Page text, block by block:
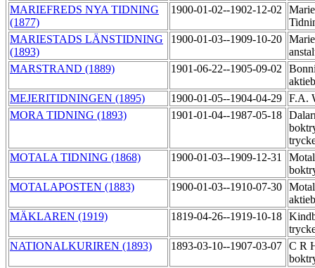
MARIEFREDS NYA TIDNING
(1877)
1900-01-02--1902-12-02
MARIESTADS LÄNSTIDNING
(1893)
1900-01-03--1909-10-20
MARSTRAND (1889)
1901-06-22--1905-09-02
MEJERITIDNINGEN (1895)
1900-01-05--1904-04-29 F.A.
MORA TIDNING (1893)
1901-01-04--1987-05-18
MOTALA TIDNING (1868)
1900-01-03--1909-12-31
MOTALAPOSTEN (1883)
1900-01-03--1910-07-30
MÄKLAREN (1919)
1819-04-26--1919-10-18
NATIONALKURIREN (1893)
1893-03-10--1907-03-07 C R